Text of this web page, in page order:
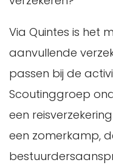
Via Quintes is het
aanvullende
passen bij de
Scoutinggroep
een
een zomerkamp,